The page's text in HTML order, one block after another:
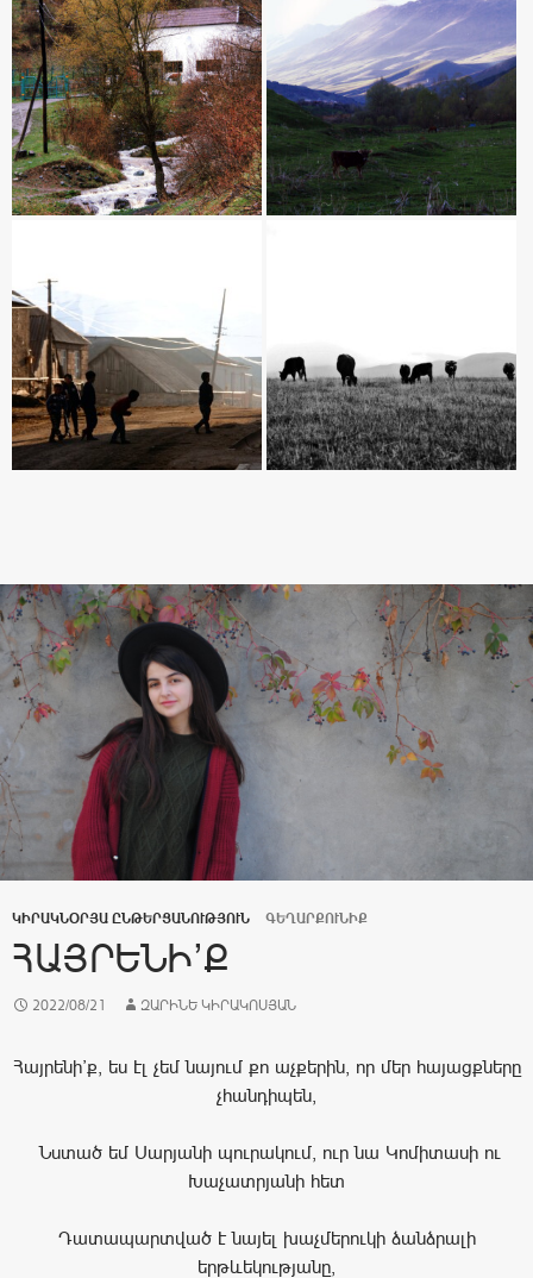
ԿԻՐԱԿՆՕՐՅԱ ԸՆԹԵՐՑԱՆՈՒԹՅՈՒՆ ԳԵՂԱՐՔՈՒՆԻՔ
ՀԱՅՐԵՆԻ’Ք
2022/08/21 ԶԱՐԻՆԵ ԿԻՐԱԿՈՍՅԱՆ
Հայրենի’ք, ես էլ չեմ նայում քո աչքերին, որ մեր հայացքները
չհանդիպեն,
Նստած եմ Սարյանի պուրակում, ուր նա Կոմիտասի ու
Խաչատրյանի հետ
Դատապարտված է նայել խաչմերուկի ձանձրալի
երթևեկությանը,